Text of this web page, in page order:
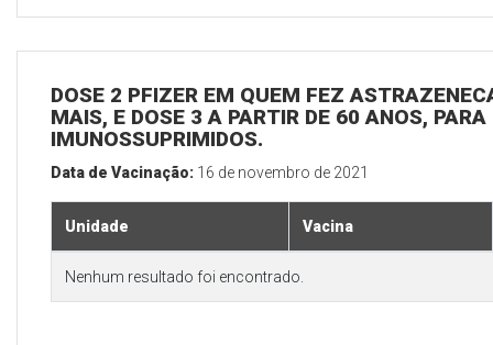
DOSE 2 PFIZER EM QUEM FEZ
MAIS, E DOSE 3 A PARTIR DE 60 ANOS,
IMUNOSSUPRIMIDOS.
Data de Vacinação: 16 de novembro de 2021
Unidade Vacina
Nenhum resultado foi encontrado.